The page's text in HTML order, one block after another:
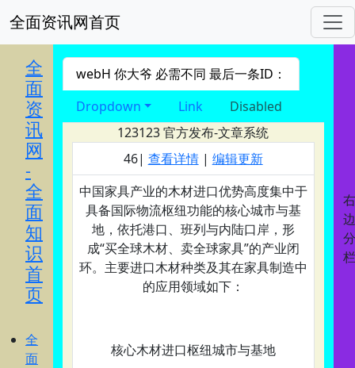
全面资讯网首页
全
面
资
讯
网
-
全
面
知
识
首
页
全
面
webH 你大爷 必需不同 最后一条ID：
Dropdown
Link
Disabled
123123官方发布-文章系统
46| 查看详情| 编辑更新
中国家具产业的木材进口优势高度集中于
具备国际物流枢纽功能的核心城市与基
地，依托港口、班列与内陆口岸，形
成“买全球木材、卖全球家具”的产业闭
环。主要进口木材种类及其在家具制造中
的应用领域如下：
核心木材进口枢纽城市与基地‌
右
边
分
栏